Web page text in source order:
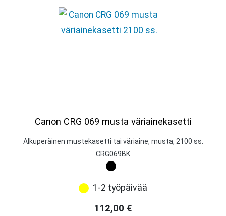
Canon CRG 069 musta väriainekasetti
Alkuperäinen mustekasetti tai väriaine, musta, 2100 ss.
CRG069BK
1-2 työpäivää
112,00 €